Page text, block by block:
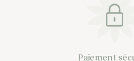
Paiement